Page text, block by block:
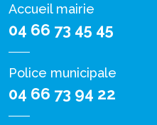
Accueil mairie
04 66 73 45 45
Police municipale
04 66 73 94 22